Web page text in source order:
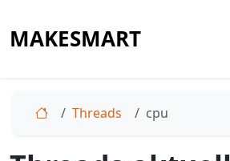
MAKESMART
Threads cpu